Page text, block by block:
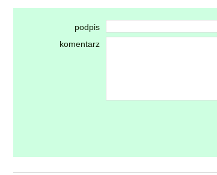
podpis
komentarz